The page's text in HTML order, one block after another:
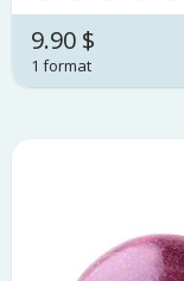
9.90 $
1 format